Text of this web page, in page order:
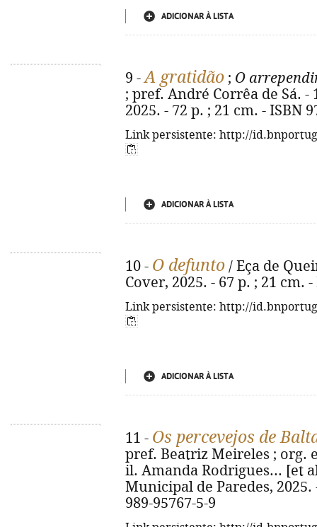
ADICIONAR À LISTA
9 -A gratidão ; O
; pref. André Corrêa de Sá. -
2025. - 72 p. ; 21 cm. - ISBN
Link persistente: http://
ADICIONAR À LISTA
10 - O defunto / Eça de
Cover, 2025. - 67 p. ; 21 cm.
Link persistente: http://
ADICIONAR À LISTA
11 - Os percevejos de
pref. Beatriz Meireles ; org.
il. Amanda Rodrigues... [et
Municipal de Paredes, 2025.
989-95767-5-9